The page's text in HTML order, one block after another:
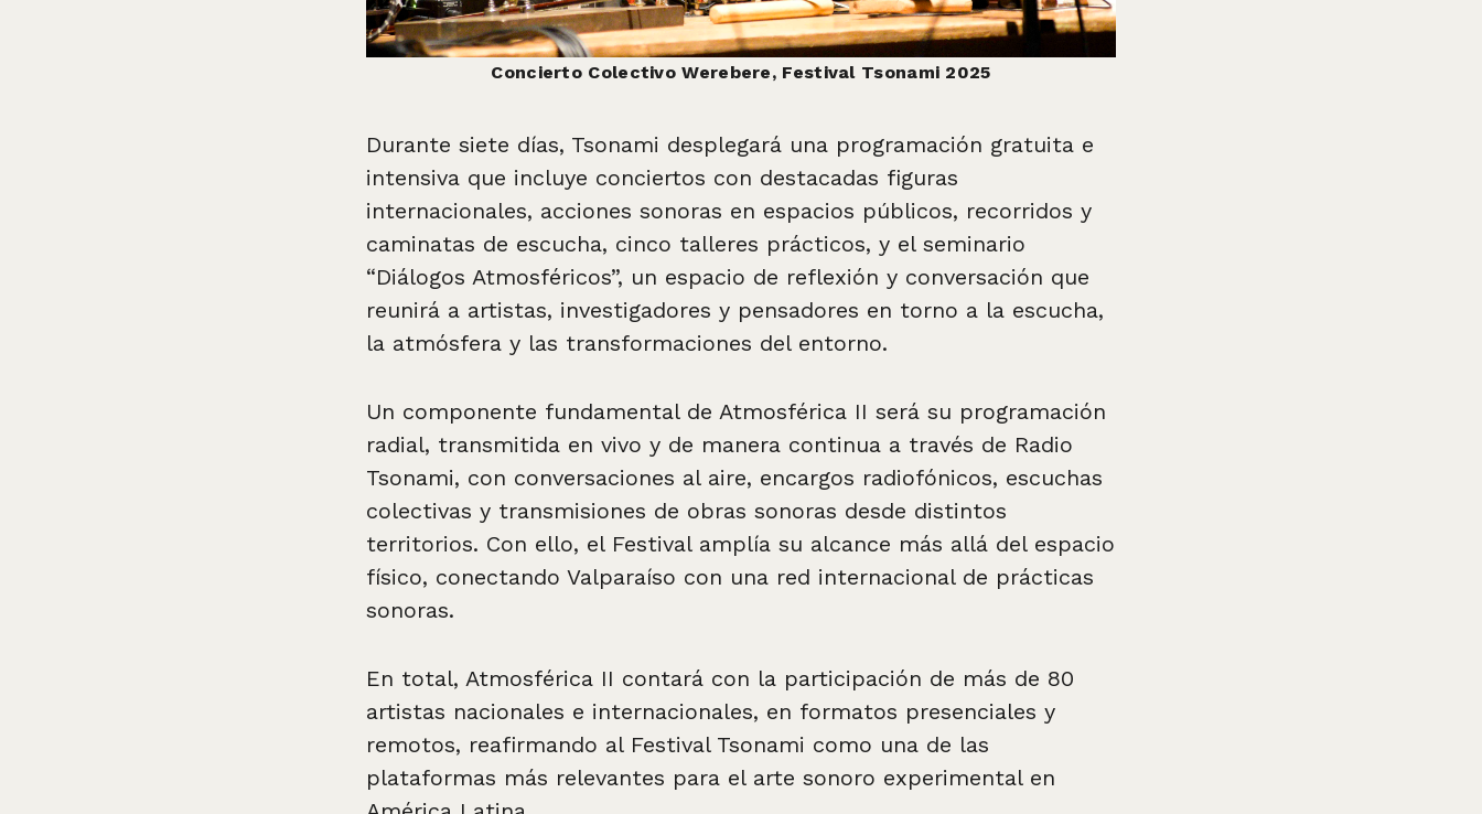
Concierto Colectivo Werebere, Festival Tsonami 2025
Durante siete días, Tsonami desplegará una programación gratuita e
intensiva que incluye conciertos con destacadas figuras
internacionales, acciones sonoras en espacios públicos, recorridos y
caminatas de escucha, cinco talleres prácticos, y el seminario
“Diálogos Atmosféricos”, un espacio de reflexión y conversación que
reunirá a artistas, investigadores y pensadores en torno a la escucha,
la atmósfera y las transformaciones del entorno.
Un componente fundamental de Atmosférica II será su programación
radial, transmitida en vivo y de manera continua a través de Radio
Tsonami, con conversaciones al aire, encargos radiofónicos, escuchas
colectivas y transmisiones de obras sonoras desde distintos
territorios. Con ello, el Festival amplía su alcance más allá del espacio
físico, conectando Valparaíso con una red internacional de prácticas
sonoras.
En total, Atmosférica II contará con la participación de más de 80
artistas nacionales e internacionales, en formatos presenciales y
remotos, reafirmando al Festival Tsonami como una de las
plataformas más relevantes para el arte sonoro experimental en